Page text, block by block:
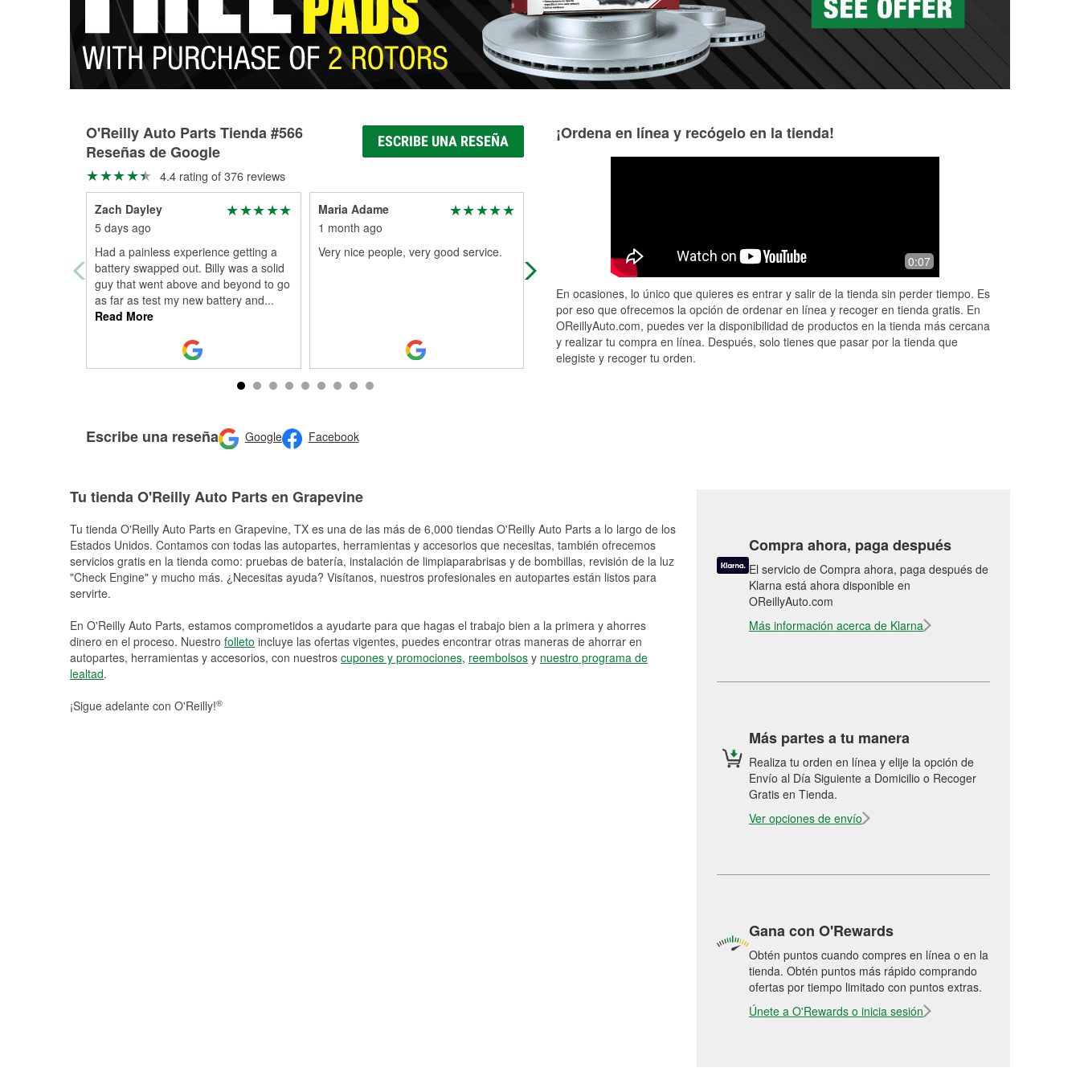
O'Reilly Auto Parts Tienda #566
Reseñas de Google
ESCRIBE UNA RESEÑA
4.4 rating of 376 reviews
Zach Dayley
5 days ago
Had a painless experience getting a
battery swapped out. Billy was a solid
guy that went above and beyond to go
as far as test my new battery and...
Read More
Maria Adame
1 month ago
Very nice people, very good service.
I had a problem with my windshield
wipers and Oscar was very
that I needed to get a part to secure
them bet... Read More
Great experience! Friendly associates.
appropriate
Escribe una reseña Google Facebook
¡Ordena en línea y recógelo en la tienda!
0:07
En ocasiones, lo único que quieres es entrar y salir de la tienda sin perder tiempo. Es
por eso que ofrecemos la opción de ordenar en línea y recoger en tienda gratis. En
OReillyAuto.com, puedes ver la disponibilidad de productos en la tienda más cercana
y realizar tu compra en línea. Después, solo tienes que pasar por la tienda que
elegiste y recoger tu orden.
Tu tienda O'Reilly Auto Parts en Grapevine
Tu tienda O'Reilly Auto Parts en Grapevine, TX es una de las más de 6,000 tiendas O'Reilly Auto Parts a lo largo de los
Estados Unidos. Contamos con todas las autopartes, herramientas y accesorios que necesitas, también ofrecemos
servicios gratis en la tienda como: pruebas de batería, instalación de limpiaparabrisas y de bombillas, revisión de la luz
"Check Engine" y mucho más. ¿Necesitas ayuda? Visítanos, nuestros profesionales en autopartes están listos para
servirte.
En O'Reilly Auto Parts, estamos comprometidos a ayudarte para que hagas el trabajo bien a la primera y ahorres
dinero en el proceso. Nuestro folleto incluye las ofertas vigentes, puedes encontrar otras maneras de ahorrar en
autopartes, herramientas y accesorios, con nuestros cupones y promociones, reembolsos y nuestro programa de
lealtad.
¡Sigue adelante con O'Reilly!®
Compra ahora, paga después
El servicio de Compra ahora, paga después de
Klarna está ahora disponible en
OReillyAuto.com
Más información acerca de Klarna
Más partes a tu manera
Realiza tu orden en línea y elije la opción de
Envío al Día Siguiente a Domicilio o Recoger
Gratis en Tienda.
Ver opciones de envío
Gana con O'Rewards
Obtén puntos cuando compres en línea o en la
tienda. Obtén puntos más rápido comprando
ofertas por tiempo limitado con puntos extras.
Únete a O'Rewards o inicia sesión